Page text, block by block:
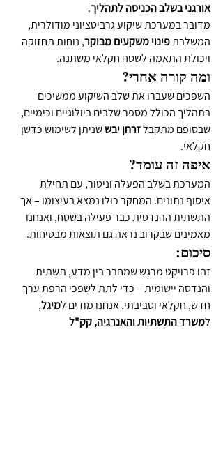
אורגני בשלב הכניסה לתהליך.
מדובר במערכת שיקוע גרביטציוני מודולרית,
המשלבת פינוי משקעים מבוקר, נוחות תחזוקה
ויכולת התאמה לשטח חקלאי משתנה.
ומה קורה אחרי?
השפכים שעברו את שלב השיקוע ממשיכים
בתהליך הכולל מספר שלבים ביולוגיים וכימיים,
שבסופם מתקבל זרחן יבש שניתן לשימוש כדשן
חקלאי.
איפה זה עומד?
המערכת בשלב הפעלה וניטור, עם תחילת
איסוף נתונים. המחקר כולו נמצא בעיצומו – אך
התשתית ההנדסית כבר פעילה בשטח, ואנחנו
מאמינים שבקרוב נראה גם תוצאות מבטיחות.
סיכום:
זהו פרויקט מרגש שמחבר בין מדע, תשתית
והנדסה יישומית – כדי לתת לשפכי הרפת ערך
חדש, חקלאי וסביבתי. אנחנו מודים למיגל,
למשרד התשתיות והאנרגיה, קק"ל